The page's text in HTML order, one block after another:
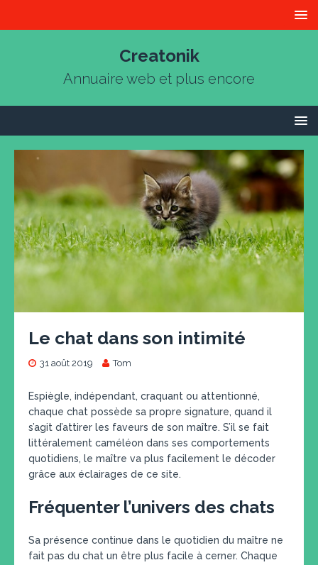
Creatonik
Annuaire web et plus encore
Le chat dans son intimité
31 août 2019 Tom
Espiègle, indépendant, craquant ou attentionné,
chaque chat possède sa propre signature, quand il
s’agit d’attirer les faveurs de son maître. S’il se fait
littéralement caméléon dans ses comportements
quotidiens, le maître va plus facilement le décoder
grâce aux éclairages de ce site.
Fréquenter l’univers des chats
Sa présence continue dans le quotidien du maître ne
fait pas du chat un être plus facile à cerner. Chaque